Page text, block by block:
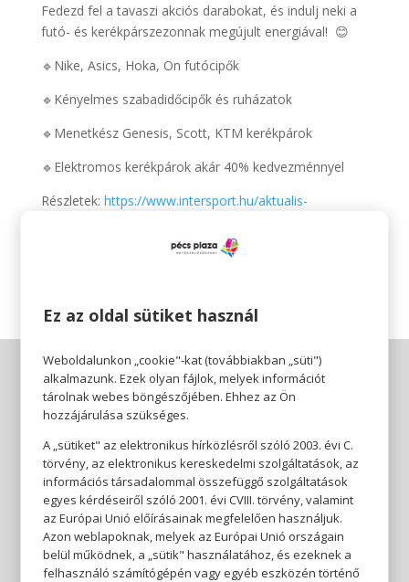
Fedezd fel a tavaszi akciós darabokat, és indulj neki a
futó- és kerékpárszezonnak megújult energiával! 😊
🔹Nike, Asics, Hoka, On futócipők
🔹Kényelmes szabadidőcipők és ruházatok
🔹Menetkész Genesis, Scott, KTM kerékpárok
🔹Elektromos kerékpárok akár 40% kedvezménnyel
Részletek: https://www.intersport.hu/aktualis-
Az akciós ajánlatok március 3-14. között érvényesek.
Ez az oldal sütiket használ
Weboldalunkon „cookie"-kat (továbbiakban „süti")
alkalmazunk. Ezek olyan fájlok, melyek információt
tárolnak webes böngészőjében. Ehhez az Ön
hozzájárulása szükséges.
A „sütiket" az elektronikus hírközlésről szóló 2003. évi C.
törvény, az elektronikus kereskedelmi szolgáltatások, az
információs társadalommal összefüggő szolgáltatások
egyes kérdéseiről szóló 2001. évi CVIII. törvény, valamint
az Európai Unió előírásainak megfelelően használjuk.
Azon weblapoknak, melyek az Európai Unió országain
belül működnek, a „sütik" használatához, és ezeknek a
felhasználó számítógépén vagy egyéb eszközén történő